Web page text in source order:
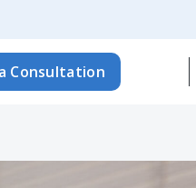
Consultation